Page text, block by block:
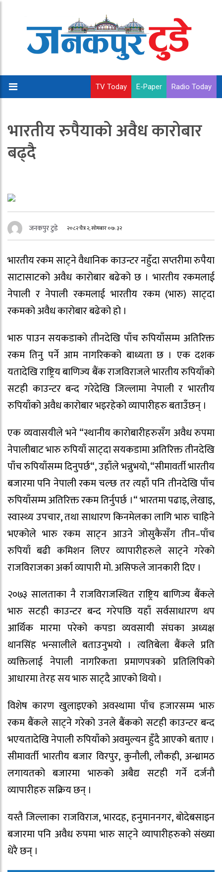
TV Today E-Paper Radio Today
भारतीय रुपैयाको अवैध कारोबार
बढ्दै
जनकपुर टुडे २०८२ चैत्र २, सोमबार ०७:३२
भारतीय रकम साट्ने वैधानिक काउन्टर नहुँदा सप्तरीमा रुपैया
साटासाटको अवैध कारोबार बढेको छ । भारतीय रकमलाई
नेपाली र नेपाली रकमलाई भारतीय रकम (भारु) साट्दा
रकमको अवैध कारोबार बढेको हो ।
भारु पाउन सयकडाको तीनदेखि पाँच रुपियाँसम्म अतिरिक्त
रकम तिनु पर्ने आम नागरिकको बाध्यता छ । एक दशक
यतादेखि राष्ट्रिय बाणिज्य बैंक राजविराजले भारतीय रुपियाँको
सटही काउन्टर बन्द गरेदेखि जिल्लामा नेपाली र भारतीय
रुपियाँको अवैध कारोबार भइरहेको व्यापारीहरु बताउँछन् ।
एक व्यवासयीले भने “स्थानीय कारोबारीहरुसँग अवैध रुपमा
नेपालीबाट भारु रुपियाँ साट्दा सयकडामा अतिरिक्त तीनदेखि
पाँच रुपियाँसम्म दिनुपर्छ“, उहाँले भन्नुभयो, “सीमावर्ती भारतीय
बजारमा पनि नेपाली रकम चल्छ तर त्यहाँ पनि तीनदेखि पाँच
रुपियाँसम्म अतिरिक्त रकम तिर्नुपर्छ ।“ भारतमा पढाइ, लेखाइ,
स्वास्थ्य उपचार, तथा साधारण किनमेलका लागि भारु चाहिने
भएकोले भारु रकम साट्न आउने जोसुकैसँग तीन–पाँच
रुपियाँ बढी कमिशन लिएर व्यापारीहरुले साट्ने गरेको
राजविराजका अर्का व्यापारी मो. असिफले जानकारी दिए ।
२०७३ सालताका नै राजविराजस्थित राष्ट्रिय बाणिज्य बैंकले
भारु सटही काउन्टर बन्द गरेपछि यहाँ सर्वसाधारण थप
आर्थिक मारमा परेको कपडा व्यवसायी संघका अध्यक्ष
थानसिंह भन्सालीले बताउनुभयो । त्यतिबेला बैंकले प्रति
व्यक्तिलाई नेपाली नागरिकता प्रमाणपत्रको प्रतिलिपिको
आधारमा तेरह सय भारु साट्दै आएको थियो ।
विशेष कारण खुलाइएको अवस्थामा पाँच हजारसम्म भारु
रकम बैंकले साट्ने गरेको उनले बैंकको सटही काउन्टर बन्द
भएयतादेखि नेपाली रुपियाँको अवमुल्यन हुँदै आएको बताए ।
सीमावर्ती भारतीय बजार विरपुर, कुनौली, लौकही, अन्ध्रामठ
लगायतको बजारमा भारुको अबैद्य सटही गर्ने दर्जनौ
व्यापारीहरु सक्रिय छन् ।
यस्तै जिल्लाका राजविराज, भारदह, हनुमाननगर, बोदेबसाइन
बजारमा पनि अवैध रुपमा भारु साट्ने व्यापारीहरुको संख्या
धेरै छन् ।